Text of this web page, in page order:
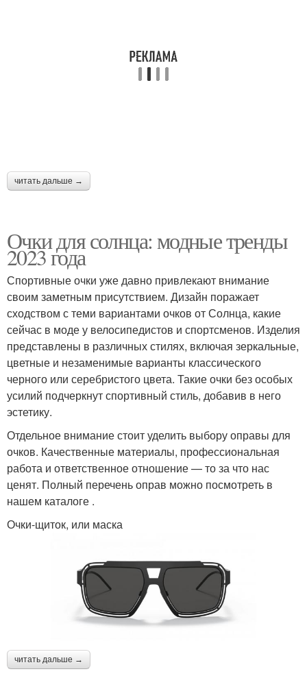
читать дальше →
Очки для солнца: модные тренды
2023 года
Спортивные очки уже давно привлекают внимание
своим заметным присутствием. Дизайн поражает
сходством с теми вариантами очков от Солнца, какие
сейчас в моде у велосипедистов и спортсменов. Изделия
представлены в различных стилях, включая зеркальные,
цветные и незаменимые варианты классического
черного или серебристого цвета. Такие очки без особых
усилий подчеркнут спортивный стиль, добавив в него
эстетику.
Отдельное внимание стоит уделить выбору оправы для
очков. Качественные материалы, профессиональная
работа и ответственное отношение — то за что нас
ценят. Полный перечень оправ можно посмотреть в
нашем каталоге .
Очки-щиток, или маска
читать дальше →